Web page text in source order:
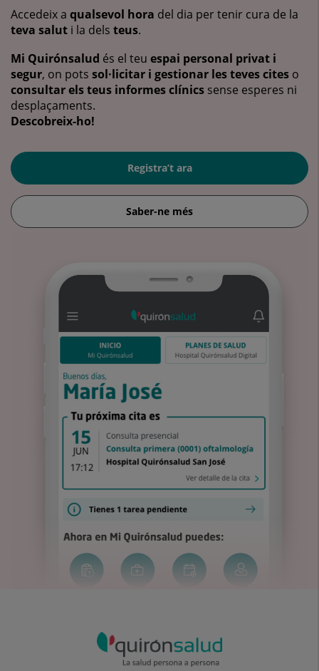
Accedeix a qualsevol hora del dia per tenir cura de la
teva salut i la dels teus.
Mi Quirónsalud és el teu espai personal privat i
segur, on pots sol·licitar i gestionar les teves cites o
consultar els teus informes clínics sense esperes ni
desplaçaments.
Descobreix-ho!
Registra’t ara
Saber-ne més